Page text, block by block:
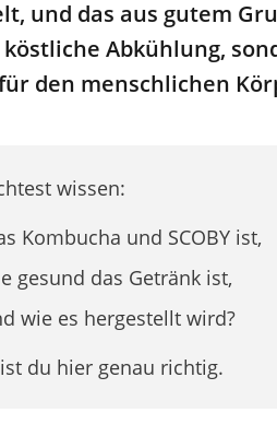
und das aus gutem
Abkühlung,
den menschlichen
wissen:
Kombucha und SCOBY ist,
gesund das Getränk ist,
wie es hergestellt wird?
du hier genau richtig.